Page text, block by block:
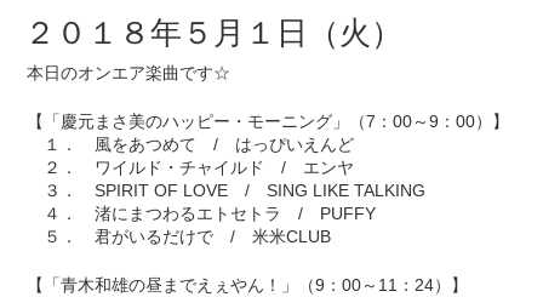
２０１８年５月１日（火）
本日のオンエア楽曲です☆
【「慶元まさ美のハッピー・モーニング」（7：00～9：00）】
１． 風をあつめて / はっぴいえんど
２． ワイルド・チャイルド / エンヤ
３． SPIRIT OF LOVE / SING LIKE TALKING
４． 渚にまつわるエトセトラ / PUFFY
５． 君がいるだけで / 米米CLUB
【「青木和雄の昼までえぇやん！」（9：00～11：24）】